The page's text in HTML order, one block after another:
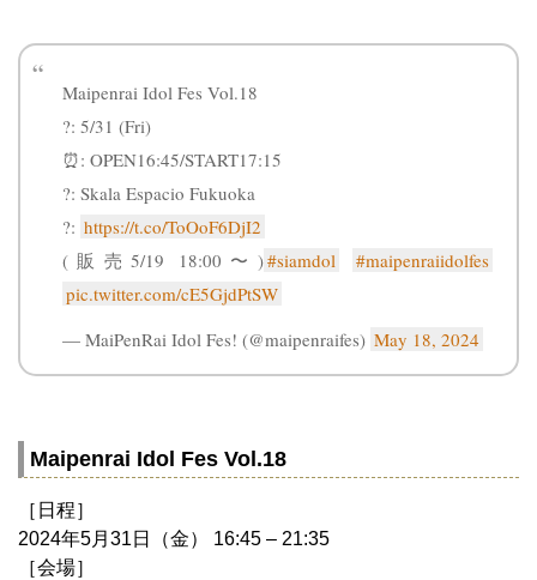
Maipenrai Idol Fes Vol.18
?: 5/31 (Fri)
⏰: OPEN16:45/START17:15
?: Skala Espacio Fukuoka
?: https://t.co/ToOoF6DjI2
(販売5/19 18:00〜)#siamdol
#maipenraiidolfes
pic.twitter.com/cE5GjdPtSW
— MaiPenRai Idol Fes! (@maipenraifes) May 18, 2024
Maipenrai Idol Fes Vol.18
［日程］
2024年5月31日（金） 16:45 – 21:35
［会場］